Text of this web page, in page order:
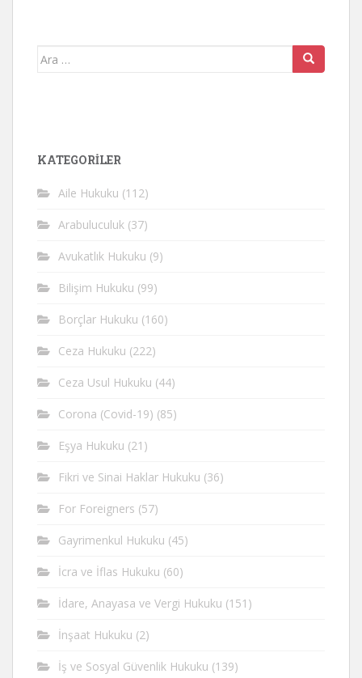
Arama
KATEGORİLER
Aile Hukuku (112)
Arabuluculuk (37)
Avukatlık Hukuku (9)
Bilişim Hukuku (99)
Borçlar Hukuku (160)
Ceza Hukuku (222)
Ceza Usul Hukuku (44)
Corona (Covid-19) (85)
Eşya Hukuku (21)
Fikri ve Sinai Haklar Hukuku (36)
For Foreigners (57)
Gayrimenkul Hukuku (45)
İcra ve İflas Hukuku (60)
İdare, Anayasa ve Vergi Hukuku (151)
İnşaat Hukuku (2)
İş ve Sosyal Güvenlik Hukuku (139)